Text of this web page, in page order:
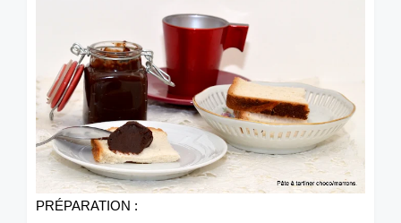
PRÉPARATION :